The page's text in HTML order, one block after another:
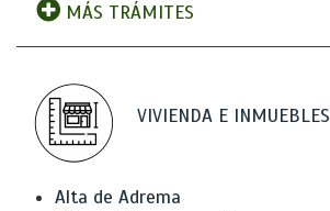
MÁS TRÁMITES
VIVIENDA E INMUEBLES
Alta de Adrema